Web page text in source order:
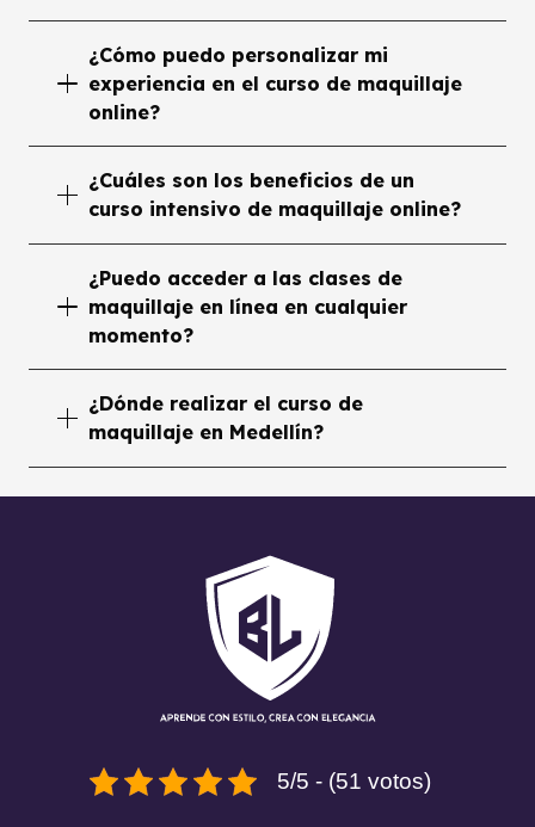
¿Cómo puedo personalizar mi
experiencia en el curso de maquillaje
online?
¿Cuáles son los beneficios de un
curso intensivo de maquillaje online?
¿Puedo acceder a las clases de
maquillaje en línea en cualquier
momento?
¿Dónde realizar el curso de
maquillaje en Medellín?
5/5 - (51 votos)